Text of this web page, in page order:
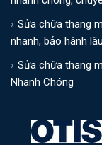
Sửa chữa thang
nhanh, bảo hành
Sửa chữa thang
Nhanh Chóng